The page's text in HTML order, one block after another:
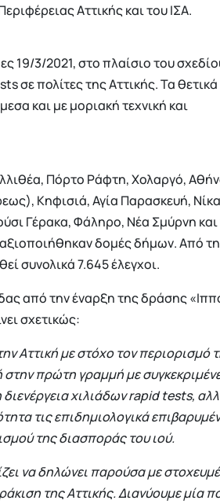
Αττικής και του ΙΣΑ.
19/3/2021, στο πλαίσιο του
σε πολίτες της Αττικής. Τα θετικά
και με μοριακή τεχνική και
Πόρτο Ράφτη, Χολαργό,
Κηφισιά, Αγία Παρασκευή,
Γέρακα, Φάληρο, Νέα Σμύρνη και
δομές δήμων. Από
συνολικά 7.645 έλεγχοι.
από την έναρξη της δράσης
σχετικώς:
Αττική με στόχο τον περιορισμό
πρώτη γραμμή με
χιλιάδων rapid tests,
τις επιδημιολογικά
της διασποράς του ιού.
να δηλώνει παρούσα με
της Αττικής. Διανύουμε μία